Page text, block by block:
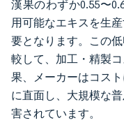
漢果のわずか0.55〜
用可能なエキスを生
要となります。この
較して、加工・精製
果、メーカーはコス
に直面し、大規模な
害されています。